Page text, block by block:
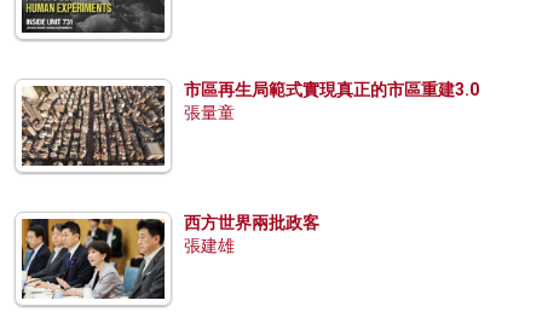
市區再生局範式實現真正的市區重建3.0
張量童
西方世界兩批政客
張建雄